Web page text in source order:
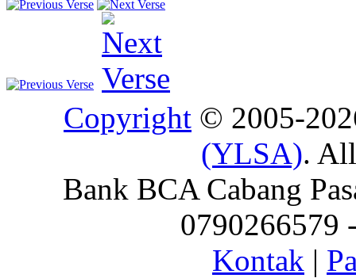
Copyright © 2005-
(YLSA).
Bank BCA Cabang
0790266579
Kontak |